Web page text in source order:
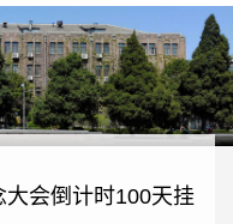
会倒计时100天挂